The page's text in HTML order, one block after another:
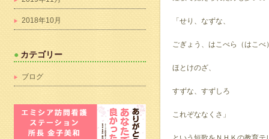
「せり、なずな、
ごぎょう、はこべら（はこべ
ほとけのざ、
すずな、すずしろ
これぞななくさ」
2018年10月
カテゴリー
ブログ